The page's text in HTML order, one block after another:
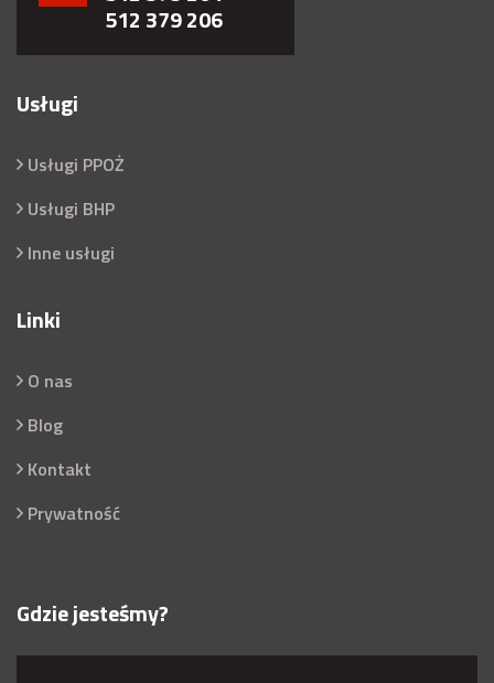
512 379 206
Usługi
Usługi PPOŻ
Usługi BHP
Inne usługi
Linki
O nas
Blog
Kontakt
Prywatność
Gdzie jesteśmy?